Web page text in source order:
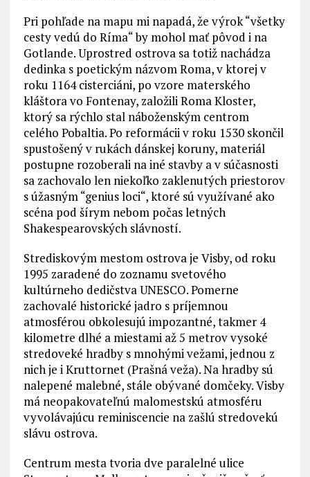
Pri pohľade na mapu mi napadá, že výrok “všetky
cesty vedú do Ríma“ by mohol mať pôvod i na
Gotlande. Uprostred ostrova sa totiž nachádza
dedinka s poetickým názvom Roma, v ktorej v
roku 1164 cisterciáni, po vzore materského
kláštora vo Fontenay, založili Roma Kloster,
ktorý sa rýchlo stal náboženským centrom
celého Pobaltia. Po reformácii v roku 1530 skončil
spustošený v rukách dánskej koruny, materiál
postupne rozoberali na iné stavby a v súčasnosti
sa zachovalo len niekoľko zaklenutých priestorov
s úžasným “genius loci“, ktoré sú využívané ako
scéna pod šírym nebom počas letných
Shakespearovských slávností.
Strediskovým mestom ostrova je Visby, od roku
1995 zaradené do zoznamu svetového
kultúrneho dedičstva UNESCO. Pomerne
zachovalé historické jadro s príjemnou
atmosférou obkolesujú impozantné, takmer 4
kilometre dlhé a miestami až 5 metrov vysoké
stredoveké hradby s mnohými vežami, jednou z
nich je i Kruttornet (Prašná veža). Na hradby sú
nalepené malebné, stále obývané domčeky. Visby
má neopakovateľnú malomestskú atmosféru
vyvolávajúcu reminiscencie na zašlú stredovekú
slávu ostrova.
Centrum mesta tvoria dve paralelné ulice